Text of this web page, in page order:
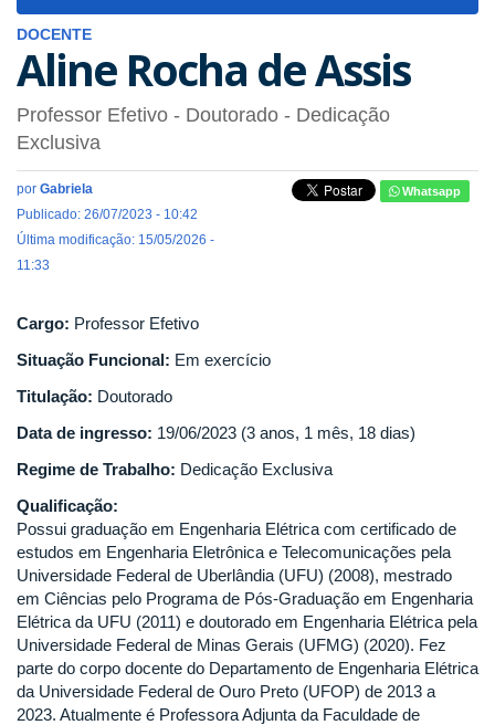
DOCENTE
Aline Rocha de Assis
Professor Efetivo - Doutorado - Dedicação
Exclusiva
por Gabriela
Publicado: 26/07/2023 - 10:42
Última modificação: 15/05/2026 -
11:33
Whatsapp
Cargo: Professor Efetivo
Situação Funcional: Em exercício
Titulação: Doutorado
Data de ingresso: 19/06/2023 (3 anos, 1 mês, 18 dias)
Regime de Trabalho: Dedicação Exclusiva
Qualificação:
Possui graduação em Engenharia Elétrica com certificado de
estudos em Engenharia Eletrônica e Telecomunicações pela
Universidade Federal de Uberlândia (UFU) (2008), mestrado
em Ciências pelo Programa de Pós-Graduação em Engenharia
Elétrica da UFU (2011) e doutorado em Engenharia Elétrica pela
Universidade Federal de Minas Gerais (UFMG) (2020). Fez
parte do corpo docente do Departamento de Engenharia Elétrica
da Universidade Federal de Ouro Preto (UFOP) de 2013 a
2023. Atualmente é Professora Adjunta da Faculdade de